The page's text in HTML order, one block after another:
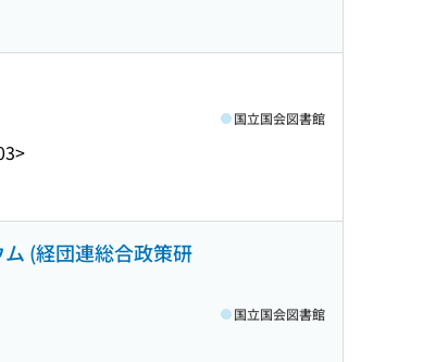
国立国会図書館
(経団連総合政策研
国立国会図書館